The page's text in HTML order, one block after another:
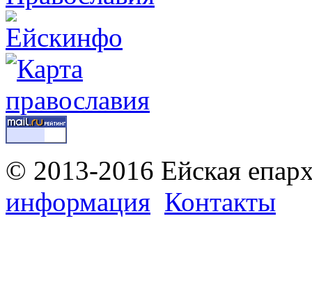
© 2013-2016 Ейская
информация Контакты